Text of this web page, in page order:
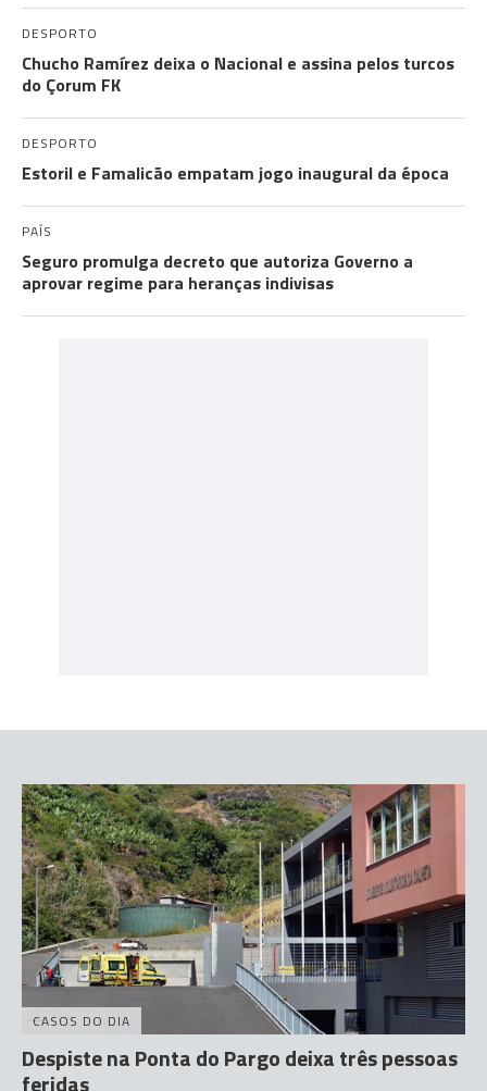
DESPORTO
Chucho Ramírez deixa o Nacional e assina pelos turcos
do Çorum FK
DESPORTO
Estoril e Famalicão empatam jogo inaugural da época
PAÍS
Seguro promulga decreto que autoriza Governo a
aprovar regime para heranças indivisas
CASOS DO DIA
Despiste na Ponta do Pargo deixa três pessoas
feridas